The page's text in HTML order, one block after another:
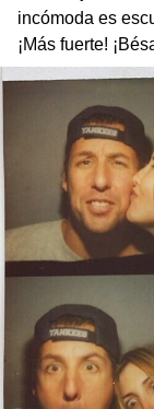
incómoda es
¡Más fuerte!